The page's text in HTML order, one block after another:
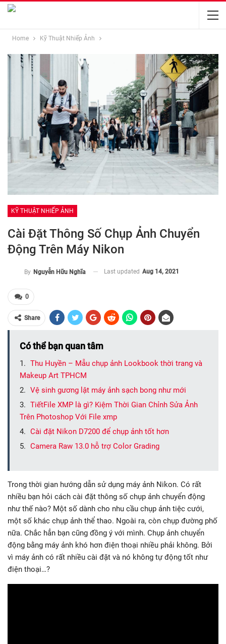
Home Kỹ Thuật Nhiếp Ảnh
KỸ THUẬT NHIẾP ẢNH
Cài Đặt Thông Số Chụp Ảnh Chuyển
Động Trên Máy Nikon
By Nguyễn Hữu Nghĩa Last updated Aug 14, 2021
0
Share
Có thể bạn quan tâm
Thu Huyền – Mẫu chụp ảnh Lookbook thời trang và
Makeup Art TPHCM
Vệ sinh gương lật máy ảnh sạch bong như mới
TiếtFile XMP là gì? Kiệm Thời Gian Chỉnh Sửa Ảnh
Trên Photoshop Với File xmp
Cài đặt Nikon D7200 để chụp ảnh tốt hơn
Camera Raw 13.0 hỗ trợ Color Grading
Trong thời gian hướng dẫn sử dụng máy ảnh Nikon. Có rất
nhiều bạn hỏi cách cài đặt thông số chụp ảnh chuyển động
như thế nào? Một số dành cho nhu cầu chụp ảnh tiệc cưới,
một số khác chụp ảnh thể thao. Ngoài ra, còn chụp đường phố
nữa. Chắc hẳn bạn cũng đồng ý với mình. Chụp ảnh chuyển
động bằng máy ảnh khó hơn điện thoại nhiều phải không. Bởi
vì máy ảnh có rất nhiều cài đặt và nó không tự động tốt như
điện thoại…?